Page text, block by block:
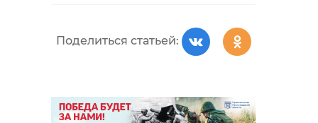
Поделиться статьей: